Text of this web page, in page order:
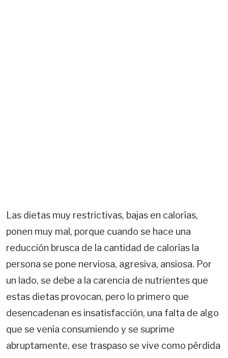
Las dietas muy restrictivas, bajas en calorías,
ponen muy mal, porque cuando se hace una
reducción brusca de la cantidad de calorías la
persona se pone nerviosa, agresiva, ansiosa. Por
un lado, se debe a la carencia de nutrien­tes que
estas dietas provocan, pero lo primero que
desencadenan es insatisfacción, una falta de algo
que se venía consumiendo y se supri­me
abruptamente, ese traspaso se vive como pérdida